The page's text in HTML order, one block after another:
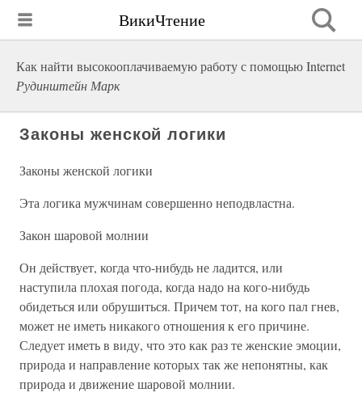
ВикиЧтение
Как найти высокооплачиваемую работу с помощью Internet
Рудинштейн Марк
Законы женской логики
Законы женской логики
Эта логика мужчинам совершенно неподвластна.
Закон шаровой молнии
Он действует, когда что-нибудь не ладится, или
наступила плохая погода, когда надо на кого-нибудь
обидеться или обрушиться. Причем тот, на кого пал гнев,
может не иметь никакого отношения к его причине.
Следует иметь в виду, что это как раз те женские эмоции,
природа и направление которых так же непонятны, как
природа и движение шаровой молнии.